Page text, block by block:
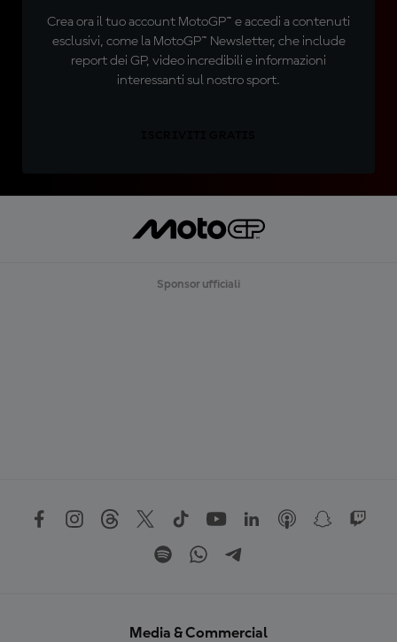
Crea ora il tuo account MotoGP™ e accedi a contenuti
esclusivi, come la MotoGP™ Newsletter, che include
report dei GP, video incredibili e informazioni
interessanti sul nostro sport.
Sponsor ufficiali
Media & Commercial